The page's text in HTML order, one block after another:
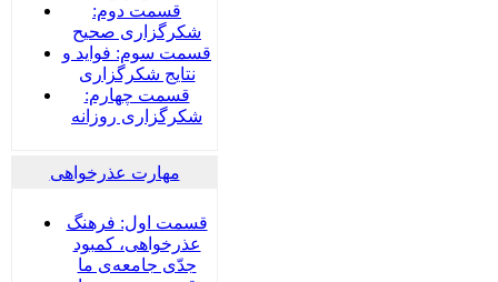
قسمت دوم:
شکرگزاری صحیح
قسمت سوم: فواید و
نتایج شکرگزاری
قسمت چهارم:
شکرگزاری روزانه
مهارت عذرخواهی
قسمت اول: فرهنگ
عذرخواهی، کمبود
جدّی جامعه‌ی ما